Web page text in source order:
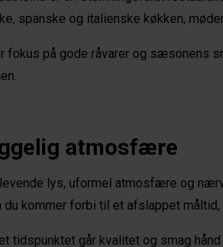
spanske og italienske køkken,
fokus på gode råvarer og sæsonens
atmosfære
lys, uformel atmosfære og
du kommer forbi til et afslappet
tidspunktet går kvalitet og smag hånd